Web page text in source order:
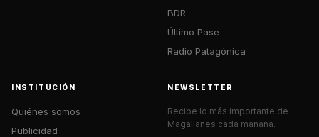
BDR
Último Pase
Radio Patagónica
INSTITUCIÓN
Quiénes somos
Publicidad
NEWSLETTER
Recibe lo más importante de
Magallanes cada mañana.